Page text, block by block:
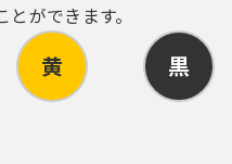
ができます。
黄 黒